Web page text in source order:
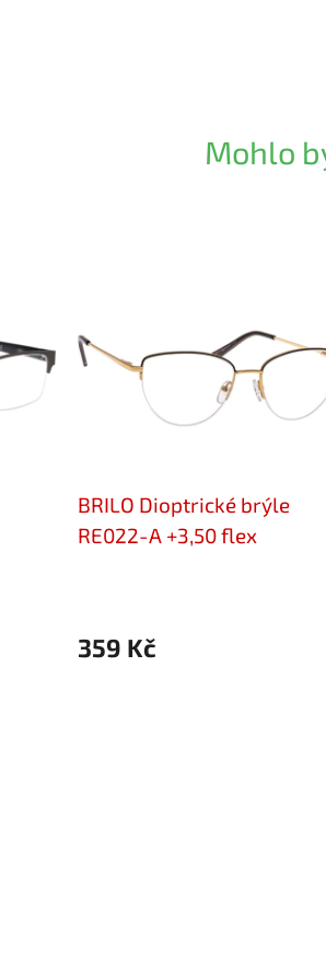
Mohlo
BRILO Dioptrické brýle
RE022-A +3,50 flex
359 Kč